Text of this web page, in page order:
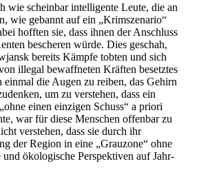
wie schein­bar intel­li­gente Leute, die an
wie gebannt auf ein „Krim­sze­na­rio“
hofften sie, dass ihnen der Anschluss
besche­ren würde. Dies geschah,
bereits Kämpfe tobten und sich
illegal bewaff­ne­ten Kräften besetz­tes
die Augen zu reiben, das Gehirn
um zu ver­ste­hen, dass ein
einen ein­zi­gen Schuss“ a priori
war für diese Men­schen offen­bar zu
ver­ste­hen, dass sie durch ihr
der Region in eine „Grau­zone“ ohne
öko­lo­gi­sche Per­spek­ti­ven auf Jahr­